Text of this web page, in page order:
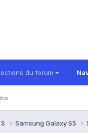
du forum
Samsung Galaxy S5